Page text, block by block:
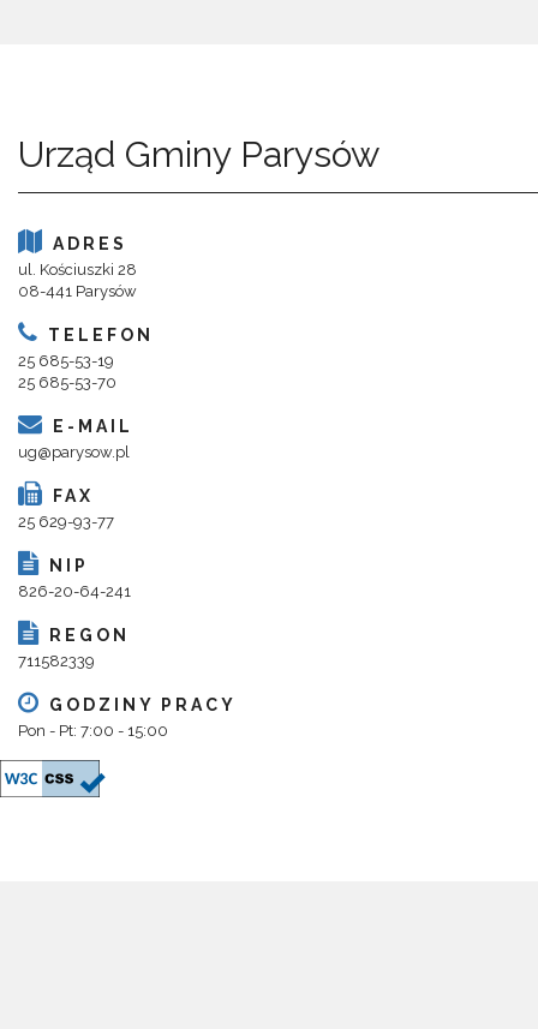
Urząd Gminy Parysów
ADRES
ul. Kościuszki 28
08-441 Parysów
TELEFON
25 685-53-19
25 685-53-70
E-MAIL
ug@parysow.pl
FAX
25 629-93-77
NIP
826-20-64-241
REGON
711582339
GODZINY PRACY
Pon - Pt: 7:00 - 15:00